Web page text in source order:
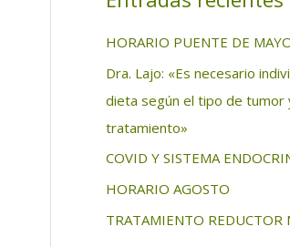
r
:
HORARIO PUENTE DE
Dra. Lajo: «Es necesario
dieta según el tipo de tumor
tratamiento»
COVID Y SISTEMA
HORARIO AGOSTO
TRATAMIENTO REDUCTOR